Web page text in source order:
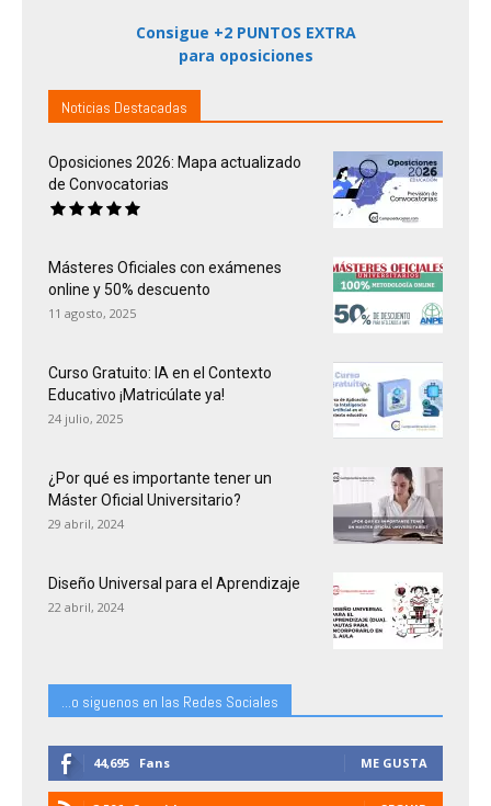
Consigue +2 PUNTOS EXTRA
para oposiciones
Noticias Destacadas
Oposiciones 2026: Mapa actualizado
de Convocatorias
Másteres Oficiales con exámenes
online y 50% descuento
11 agosto, 2025
Curso Gratuito: IA en el Contexto
Educativo ¡Matricúlate ya!
24 julio, 2025
¿Por qué es importante tener un
Máster Oficial Universitario?
29 abril, 2024
Diseño Universal para el Aprendizaje
22 abril, 2024
...o siguenos en las Redes Sociales
44,695 Fans ME GUSTA